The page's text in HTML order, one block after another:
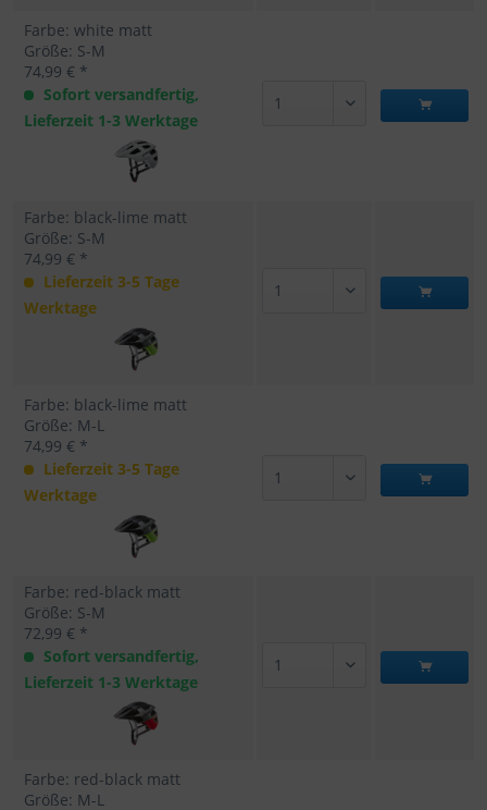
Farbe: white matt
Größe: S-M
74,99 € *
Sofort versandfertig,
Lieferzeit 1-3 Werktage
Farbe: black-lime matt
Größe: S-M
74,99 € *
Lieferzeit 3-5 Tage
Werktage
Farbe: black-lime matt
Größe: M-L
74,99 € *
Lieferzeit 3-5 Tage
Werktage
Farbe: red-black matt
Größe: S-M
72,99 € *
Sofort versandfertig,
Lieferzeit 1-3 Werktage
Farbe: red-black matt
Größe: M-L